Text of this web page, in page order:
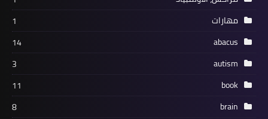
مهارات
1
abacus
14
autism
3
book
11
brain
8